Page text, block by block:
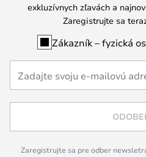
exkluzívnych zľavách a
Zaregistrujte sa
Zákazník – fyzická
Zaregistrujte sa pre odber